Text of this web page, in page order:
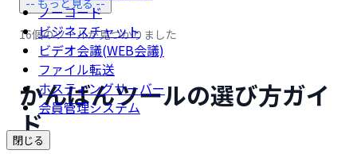
ノーコード
ビジネスチャット
ビデオ会議(WEB会議)
ファイル転送
ホスティングサーバー
会員管理システム
閉じる
-- もっと見る --
16個のツールが見つかりました
かんばんツールの選び方ガイ
ド